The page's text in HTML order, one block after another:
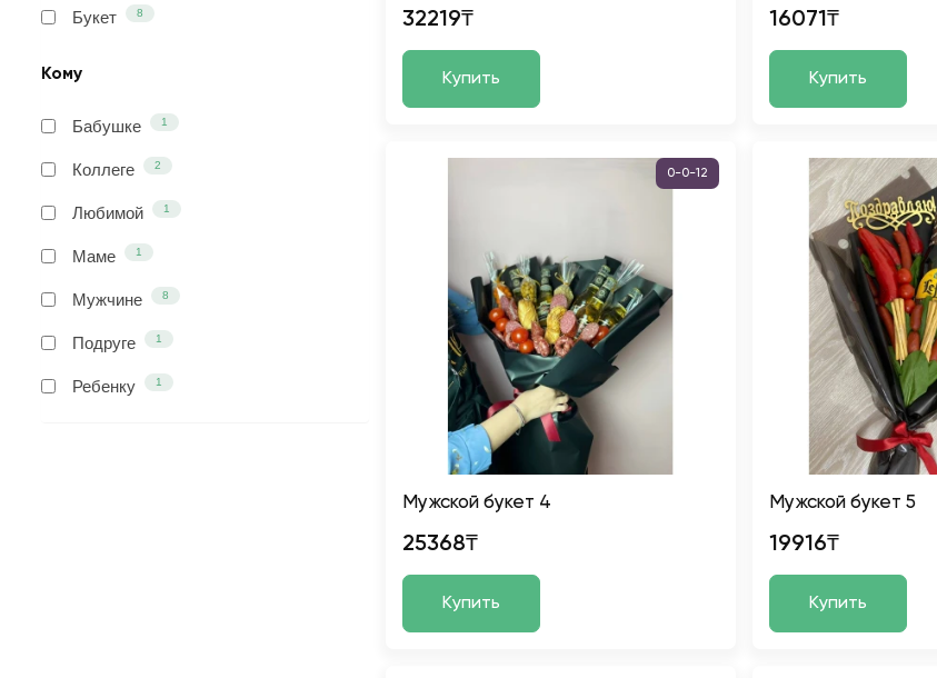
Букет 8
Кому
Бабушке 1
Коллеге 2
Любимой 1
Маме 1
Мужчине 8
Подруге 1
Ребенку 1
32219₸
Купить
16071₸
Купить
0-0-12
Мужской букет 4
25368₸
Купить
Мужской букет 5
19916₸
Купить